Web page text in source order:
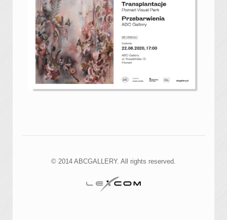
© 2014 ABCGALLERY. All rights reserved.